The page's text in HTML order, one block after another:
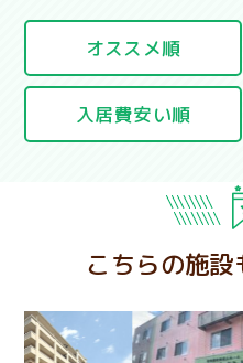
オススメ順
入居費安い順
こちらの施